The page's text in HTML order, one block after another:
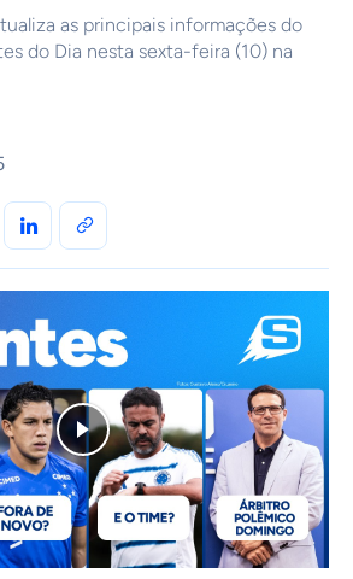
as principais informações do
do Dia nesta sexta-feira (10) na